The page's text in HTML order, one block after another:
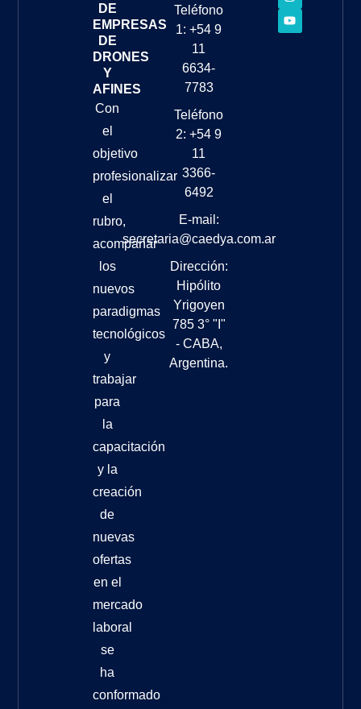
DE
EMPRESAS
DE
DRONES
Y
AFINES
Con
el
objetivo
profesionalizar
el
rubro,
acompañar
los
nuevos
paradigmas
tecnológicos
y
trabajar
para
la
capacitación
y la
creación
de
nuevas
ofertas
en el
mercado
laboral
se
ha
conformado
Teléfono
1: +54 9
11
6634-
7783
Teléfono
2: +54 9
11
3366-
6492
E-mail:
secretaria@caedya.com.ar
Dirección:
Hipólito
Yrigoyen
785 3° "I"
- CABA,
Argentina.